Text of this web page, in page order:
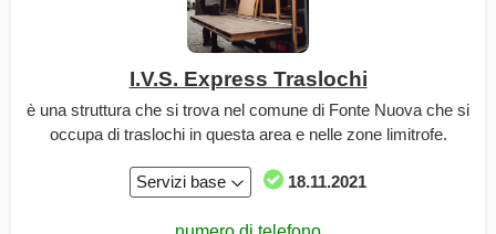
I.V.S. Express Traslochi
è una struttura che si trova nel comune di Fonte Nuova che si
occupa di traslochi in questa area e nelle zone limitrofe.
Servizi base 18.11.2021